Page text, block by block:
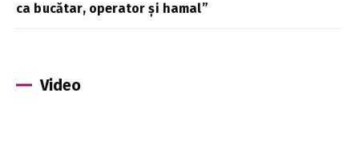
ca bucătar, operator și hamal”
Video